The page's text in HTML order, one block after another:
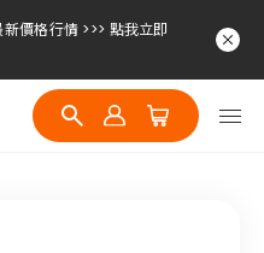
價格行情 >>> 點我立即
價格行情 >>> 點我立即
價格行情 >>> 點我立即